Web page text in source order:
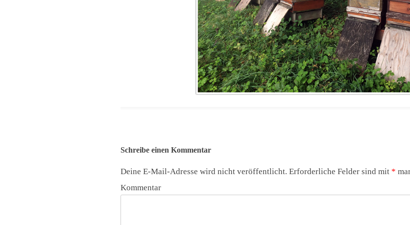
Schreibe einen Kommentar
Deine E-Mail-Adresse wird nicht veröffentlicht. Erforderliche Felder sind mit *
Kommentar